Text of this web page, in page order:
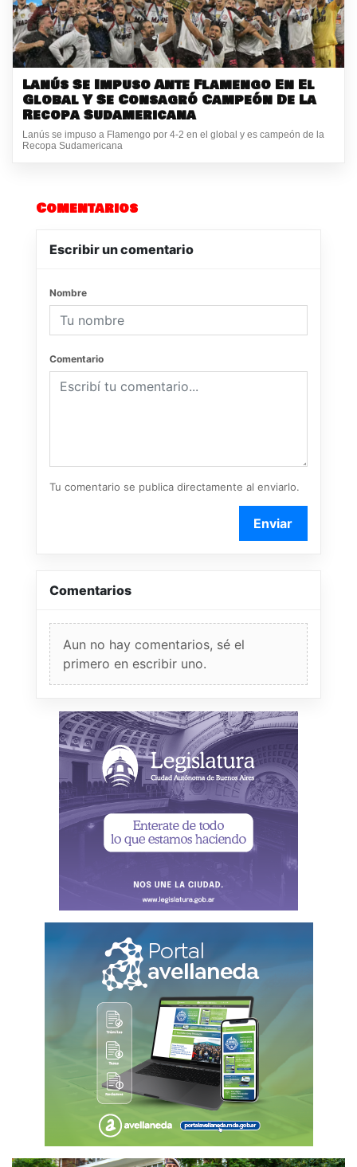
Lanús Se Impuso Ante Flamengo En El
Global Y Se Consagró Campeón De La
Recopa Sudamericana
Lanús se impuso a Flamengo por 4-2 en el global y es campeón de la
Recopa Sudamericana
Comentarios
Escribir un comentario
Nombre
Comentario
Tu comentario se publica directamente al enviarlo.
Enviar
Comentarios
Aun no hay comentarios, sé el
primero en escribir uno.